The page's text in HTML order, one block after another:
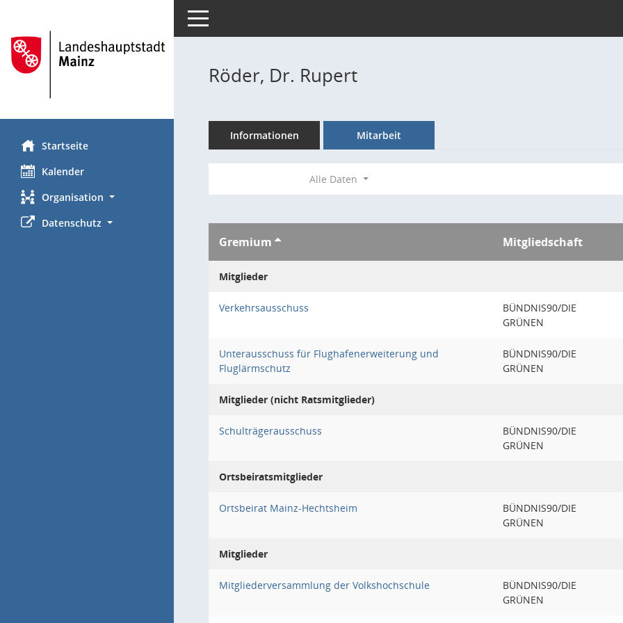
Startseite
Kalender
Organisation
Datenschutz
Toggle navigation
Röder, Dr. Rupert
Informationen Mitarbeit
Alle Daten
Gremium Mitgliedschaft
Mitglieder
Verkehrsausschuss
BÜNDNIS90/DIE
GRÜNEN
Unterausschuss für Flughafenerweiterung und
Fluglärmschutz
BÜNDNIS90/DIE
GRÜNEN
Mitglieder (nicht Ratsmitglieder)
Schulträgerausschuss
BÜNDNIS90/DIE
GRÜNEN
Ortsbeiratsmitglieder
Ortsbeirat Mainz-Hechtsheim
BÜNDNIS90/DIE
GRÜNEN
Mitglieder
Mitgliederversammlung der Volkshochschule
BÜNDNIS90/DIE
GRÜNEN